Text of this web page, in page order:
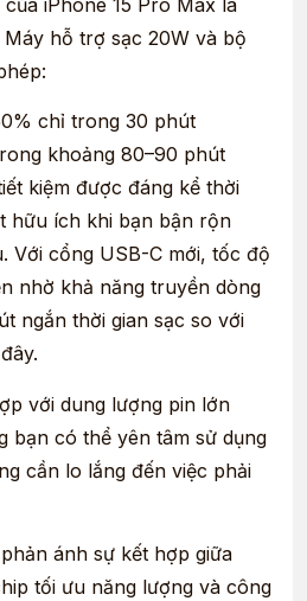
hỗ trợ sạc 20W và bộ
chỉ trong 30 phút
khoảng 80–90 phút
kiệm được đáng kể thời
hữu ích khi bạn bận rộn
Với cổng USB-C mới, tốc độ
nhờ khả năng truyền dòng
ngắn thời gian sạc so với
với dung lượng pin lớn
bạn có thể yên tâm sử dụng
cần lo lắng đến việc phải
ánh sự kết hợp giữa
tối ưu năng lượng và công